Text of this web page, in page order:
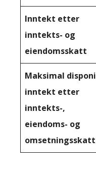
Inntekt etter
inntekts- og
eiendomsskatt
Maksimal
inntekt etter
inntekts-,
eiendoms- og
omsetningsskatt